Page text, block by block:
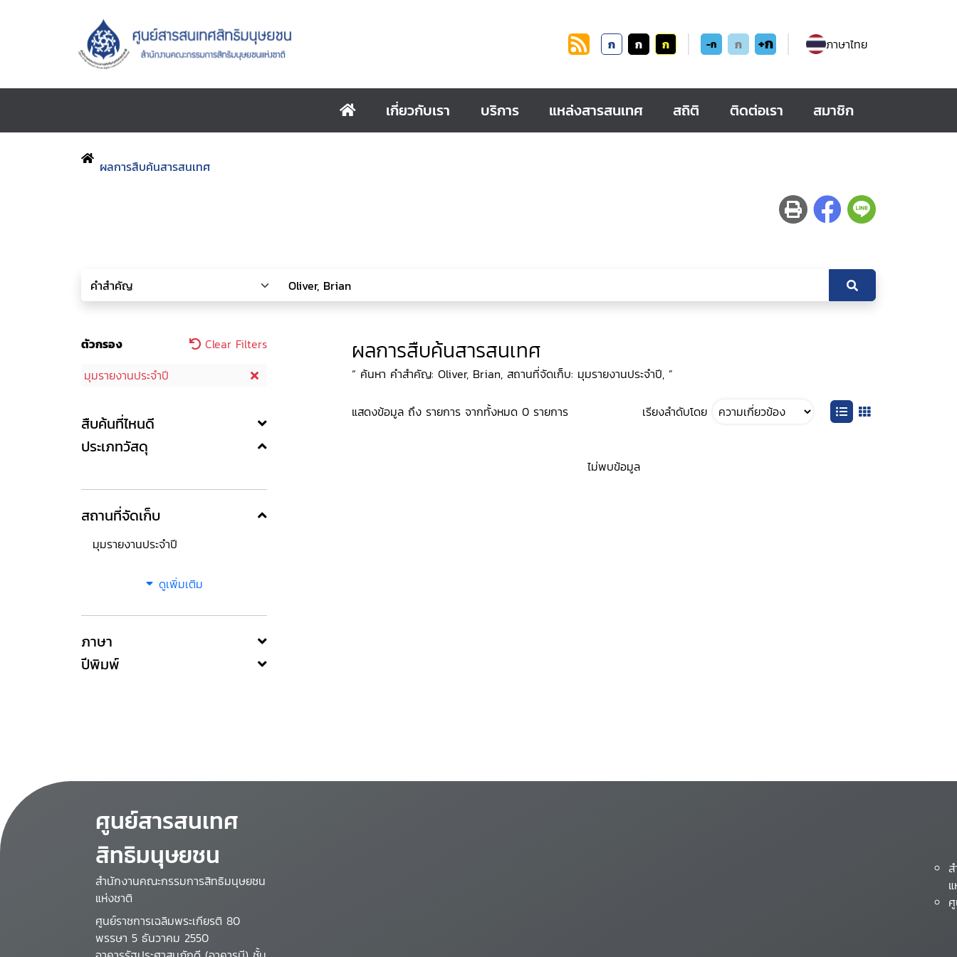
ก ก ก -ก ก +ก ภาษาไทย
เกี่ยวกับเรา บริการ แหล่งสารสนเทศ สถิติ ติดต่อเรา สมาชิก
ผลการสืบค้นสารสนเทศ
ตัวกรอง
Clear Filters
มุมรายงานประจำปี
สืบค้นที่ไหนดี
ประเภทวัสดุ
สถานที่จัดเก็บ
มุมรายงานประจำปี
ดูเพิ่มเติม
ภาษา
ปีพิมพ์
ผลการสืบค้นสารสนเทศ
“ ค้นหา คำสำคัญ: Oliver, Brian, สถานที่จัดเก็บ: มุมรายงานประจำปี, ”
แสดงข้อมูล ถึง รายการ จากทั้งหมด 0 รายการ เรียงลำดับโดย
ไม่พบข้อมูล
ศูนย์สารสนเทศ
สิทธิมนุษยชน
สำนักงานคณะกรรมการสิทธิมนุษยชน
แห่งชาติ
ศูนย์ราชการเฉลิมพระเกียรติ 80
พรรษา 5 ธันวาคม 2550